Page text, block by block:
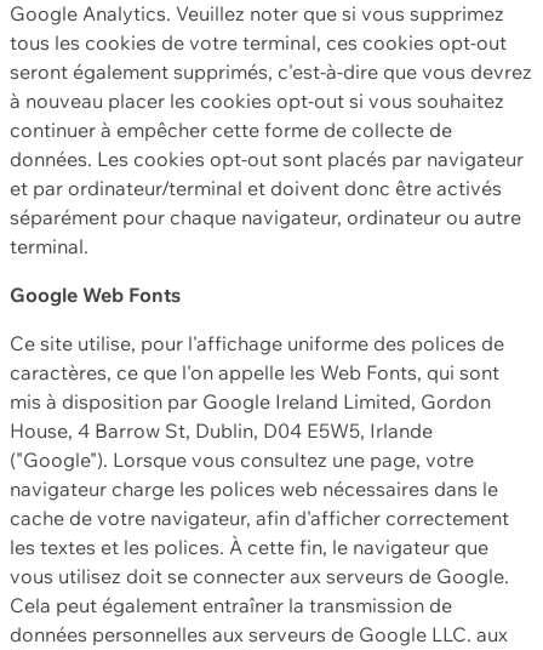
Google Analytics. Veuillez noter que si vous supprimez
tous les cookies de votre terminal, ces cookies opt-out
seront également supprimés, c'est-à-dire que vous devrez
à nouveau placer les cookies opt-out si vous souhaitez
continuer à empêcher cette forme de collecte de
données. Les cookies opt-out sont placés par navigateur
et par ordinateur/terminal et doivent donc être activés
séparément pour chaque navigateur, ordinateur ou autre
terminal.
Google Web Fonts
Ce site utilise, pour l'affichage uniforme des polices de
caractères, ce que l'on appelle les Web Fonts, qui sont
mis à disposition par Google Ireland Limited, Gordon
House, 4 Barrow St, Dublin, D04 E5W5, Irlande
("Google"). Lorsque vous consultez une page, votre
navigateur charge les polices web nécessaires dans le
cache de votre navigateur, afin d'afficher correctement
les textes et les polices. À cette fin, le navigateur que
vous utilisez doit se connecter aux serveurs de Google.
Cela peut également entraîner la transmission de
données personnelles aux serveurs de Google LLC. aux